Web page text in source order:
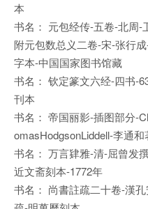
本
书名： 元包经传-五卷-北周-
附元包数总义二卷-宋-张行
字本-中国国家图书馆藏
书名： 钦定篆文六经-四书-
刊本
书名： 帝国丽影-插图部分-
omasHodgsonLiddell-李通和
书名： 万言肄雅-清-屈曾发
近文斋刻本-1772年
书名： 尚書註疏二十卷-漢